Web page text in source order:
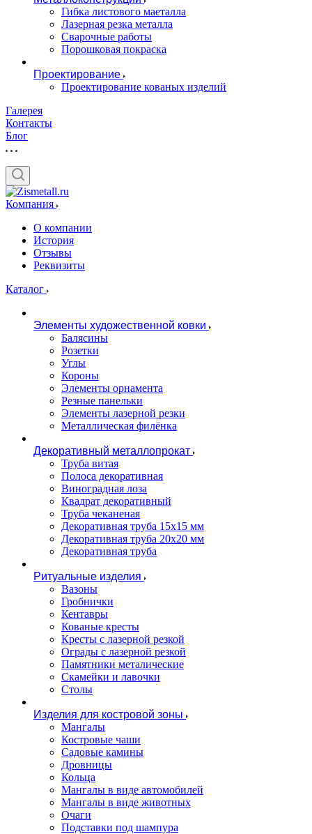
Гибка листового маеталла
Лазерная резка металла
Сварочные работы
Порошковая покраска
Проектирование
Проектирование кованых изделий
Галерея
Контакты
Блог
Компания
О компании
История
Отзывы
Реквизиты
Каталог
Элементы художественной ковки
Балясины
Розетки
Углы
Короны
Элементы орнамента
Резные панельки
Элементы лазерной резки
Металлическая филёнка
Декоративный металлопрокат
Труба витая
Полоса декоративная
Виноградная лоза
Квадрат декоративный
Труба чеканеная
Декоративная труба 15х15 мм
Декоративная труба 20х20 мм
Декоративная труба
Ритуальные изделия
Вазоны
Гробнички
Кентавры
Кованые кресты
Кресты с лазерной резкой
Ограды с лазерной резкой
Памятники металические
Скамейки и лавочки
Столы
Изделия для костровой зоны
Мангалы
Костровые чаши
Садовые камины
Дровницы
Кольца
Мангалы в виде автомобилей
Мангалы в виде животных
Очаги
Подставки под шампура